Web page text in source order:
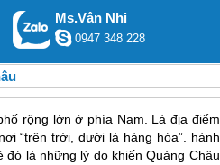
Ms.Vân Nhi
0947 348 228
rộng lớn ở phía Nam. Là địa điểm
“trên trời, dưới là hàng hóa”. hành
là những lý do khiến Quảng Châu